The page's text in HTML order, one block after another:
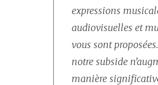
expressions
audiovisuelles et
vous sont
notre subside
manière